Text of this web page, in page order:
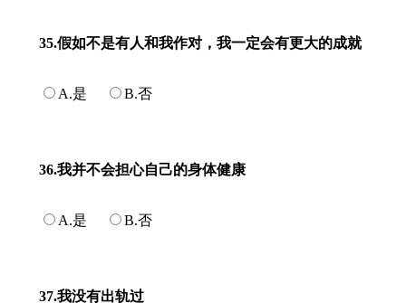
35.假如不是有人和我作对，我一定会有更大的成就
A.是 B.否
36.我并不会担心自己的身体健康
A.是 B.否
37.我没有出轨过